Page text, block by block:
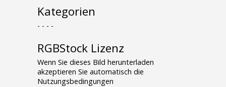
Kategorien
- - - -
RGBStock Lizenz
Wenn Sie dieses Bild herunterladen
akzeptieren Sie automatisch die
Nutzungsbedingungen